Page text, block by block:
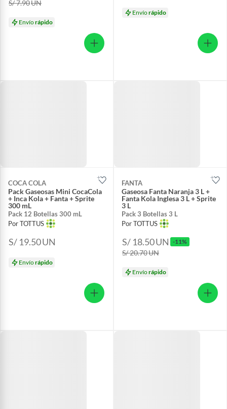
S/ 7.90UN
Envíorápido
Envíorápido
COCA COLA
Pack Gaseosas Mini CocaCola
+ Inca Kola + Fanta + Sprite
300 mL
Pack 12 Botellas 300 mL
Por TOTTUS
S/ 19.50UN
Envíorápido
FANTA
Gaseosa Fanta Naranja 3 L +
Fanta Kola Inglesa 3 L + Sprite
3 L
Pack 3 Botellas 3 L
Por TOTTUS
S/ 18.50UN -11%
S/ 20.70UN
Envíorápido